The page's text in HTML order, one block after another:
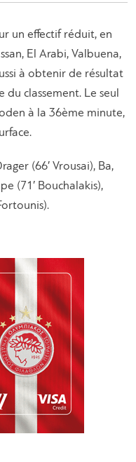
un effectif réduit, en
El Arabi, Valbuena,
à obtenir de résultat
classement. Le seul
à la 36ème minute,
(66′ Vrousai), Ba,
(71′ Bouchalakis),